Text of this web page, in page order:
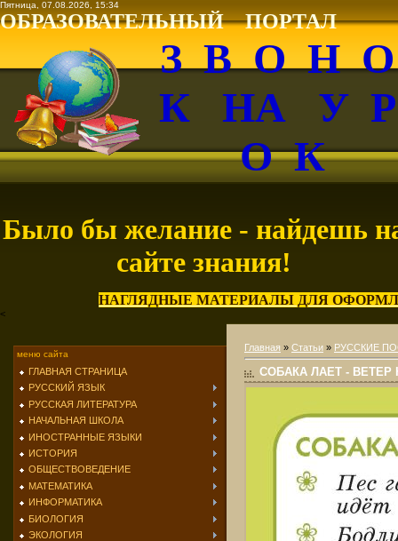
Пятница, 07.08.2026, 15:34
ОБРАЗОВАТЕЛЬНЫЙ ПОРТАЛ
З В О Н
К НА У
О К
Было бы желание - найдешь
сайте знания!
НАГЛЯДНЫЕ МАТЕРИАЛЫ ДЛЯ
<
меню сайта
ГЛАВНАЯ СТРАНИЦА
РУССКИЙ ЯЗЫК
РУССКАЯ ЛИТЕРАТУРА
НАЧАЛЬНАЯ ШКОЛА
ИНОСТРАННЫЕ ЯЗЫКИ
ИСТОРИЯ
ОБЩЕСТВОВЕДЕНИЕ
МАТЕМАТИКА
ИНФОРМАТИКА
БИОЛОГИЯ
ЭКОЛОГИЯ
Главная » Статьи » РУССКИЕ
СОБАКА ЛАЕТ - ВЕТЕР